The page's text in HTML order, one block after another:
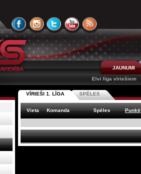
JAUNUMI
Elvi līga vīriešiem
VĪRIEŠI 1. LĪGA SPĒLES
Vieta Komanda Spēles Punkti